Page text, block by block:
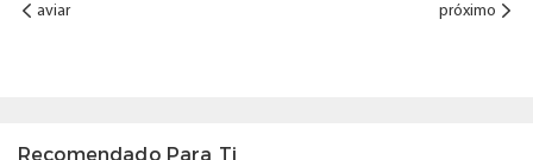
aviar próximo
Recomendado Para Ti